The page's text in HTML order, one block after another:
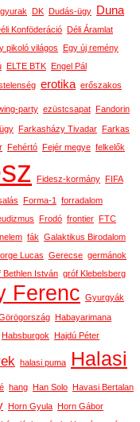
DK Dudás-ügy Duna
Konföderáció
Déli Áramlat
pikoló világos
Egy új remény
ELTE BTK Engel Pál
erotika erőszakos
party ezüstcsapat Fandorin
Farkasházy Tivadar
Farkas
Fehértó Fejér megye felkelők
Fidesz-kormány FIFA
Forma-1
forradalom
Frodó frontier FTC
fák Galaktikus Birodalom
Lucas Gerecse germánok
Bethlen István gróf Klebelsberg
Ferenc Gyurgyák
Habayarimana
Habsburgok Hajdú Péter
halasi puma
Halasi
hang Han Solo
Havasi Bertalan
Horn Gyula Horn Gábor